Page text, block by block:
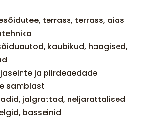
terrass, terrass, aias
kaubikud, haagised,
ja piirdeaedade
samblast
jalgrattad, neljarattalised
basseinid